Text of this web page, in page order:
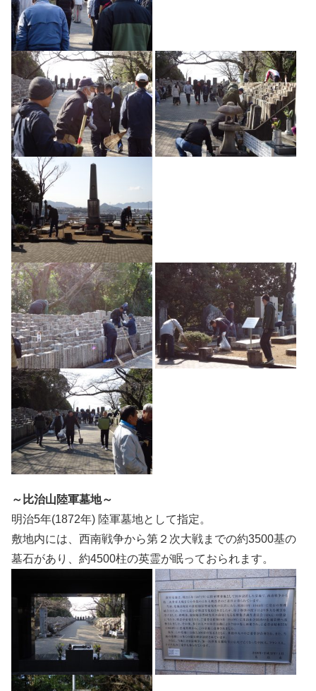
～比治山陸軍墓地～
明治5年(1872年) 陸軍墓地として指定。
敷地内には、西南戦争から第２次大戦までの約3500基の
墓石があり、約4500柱の英霊が眠っておられます。